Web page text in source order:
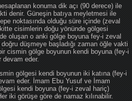
konuma dik açı (90 derece) ile
denir. Güneşin batıya meyletmesi ile
noktasında olduğu süre içinde (zeval
cisimlerin doğu yönünde gölgesi
oluşan o anki gölge boyuna fey-i zeval
düşmeye başladığı zaman öğle vakti
cismin gölge boyunun kendi boyuna (fey-i
devam eder.
gölgesi kendi boyunun iki katına (fey-i
eder. İmam Ebu Yusuf ve İmam
kendi boyuna (fey-i zeval hariç)
iki görüşe göre de namaz kılınabilir.